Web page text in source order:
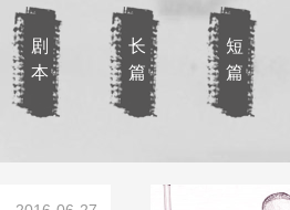
剧
本
长
篇
短
篇